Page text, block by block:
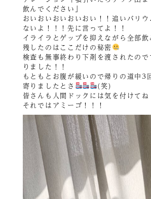
飲んでください」
おいおいおいおいおい！！追いバリ
ないよ！！！先に言ってよ！！
イライラとゲップを抑えながら全部
残したのはここだけの秘密
検査も無事終わり下剤を渡されたの
りました！！
もともとお腹が緩いので帰りの道中3
寄りましたとさ
(笑)
皆さんも人間ドックには気を付けてね
それではアミーゴ！！！